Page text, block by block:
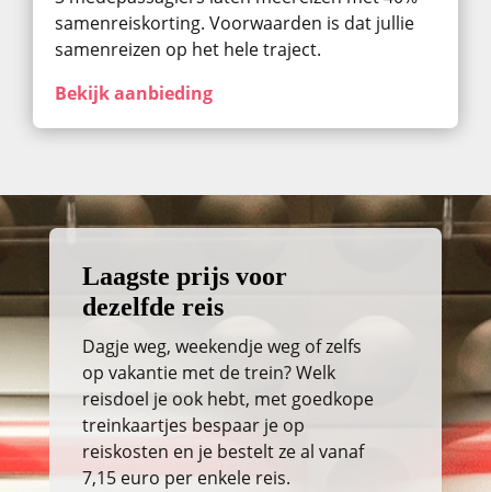
samenreiskorting. Voorwaarden is dat jullie
samenreizen op het hele traject.
Bekijk aanbieding
Laagste prijs voor
dezelfde reis
Dagje weg, weekendje weg of zelfs
op vakantie met de trein? Welk
reisdoel je ook hebt, met goedkope
treinkaartjes bespaar je op
reiskosten en je bestelt ze al vanaf
7,15 euro per enkele reis.